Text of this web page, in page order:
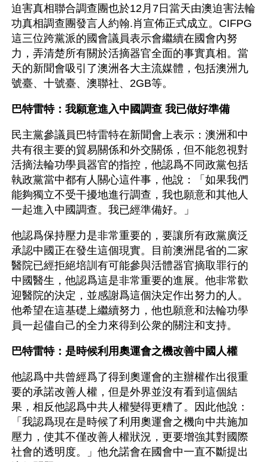
迫害真相聯合調查團也於12月7日當天由澳迫害法輪
功真相調查團發言人約翰.肖宣佈正式成立。CIFPG
這三位跨黨派的國會議員表示會繼續在國會內努
力，弄清楚所有關於活摘器官全面的事實真相。當
天的新聞會吸引了澳洲各大主流媒體，包括澳洲九
號臺、十號臺、澳聯社、2GB等。
巴特雷特：我願意進入中國調查 我已做好準備
民主黨參議員巴特雷特在新聞會上表示：澳洲和中
共有很主要的貿易關係和外交關係，但不能忽視對
活摘法輪功學員器官的指控，他認爲不同政黨包括
執政黨當中都有人關心這件事，他說：「如果我們
能夠獨立不受干擾地進行調查，我也願意和其他人
一起進入中國調查。我已經準備好。」
他認爲保持壓力是非常重要的，要讓所有政黨廣泛
承認中國正在發生這個現實。目前澳洲昆省的二家
醫院已經拒絕培訓有可能參與活體器官摘取罪行的
中國醫生，他認爲這是非常重要的進展。他非常歡
迎醫院的決定，並感謝爲這個決定作出努力的人。
他希望在這基礎上繼續努力，他也願意和法輪功學
員一起儘自己的全力來得到公衆的關注和支持。
巴特雷特：是時候利用奧運會之機改善中國人權
他認爲中共曾經爲了得到奧運會的主辦權作出很重
要的承諾改善人權，但是外界並沒有看到這個結
果，相反他認爲中共人權變得更糟了。因此他說：
「我認爲現在是時候了利用奧運會之機向中共施加
壓力，使其不僅改善人權狀況，更要增強其對國際
社會的透明度。」他允諾會在國會中一直不斷提出